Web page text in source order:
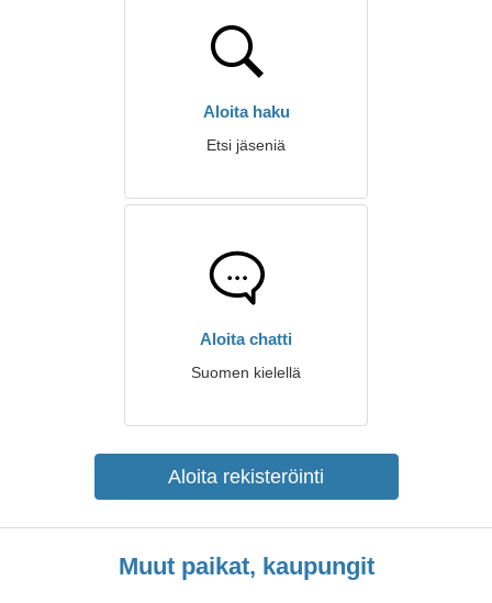
Aloita haku
Etsi jäseniä
Aloita chatti
Suomen kielellä
Aloita rekisteröinti
Muut paikat, kaupungit